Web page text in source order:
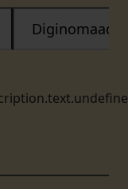
Diginomaad